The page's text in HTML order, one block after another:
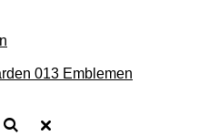
013 Emblemen